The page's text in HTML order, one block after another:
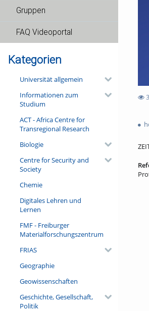
Gruppen
FAQ Videoportal
Kategorien
Universität allgemein
Informationen zum
Studium
ACT - Africa Centre for
Transregional Research
Biologie
Centre for Security and
Society
Chemie
Digitales Lehren und
Lernen
FMF - Freiburger
Materialforschungszentrum
FRIAS
Geographie
Geowissenschaften
Geschichte, Gesellschaft,
Politik
views